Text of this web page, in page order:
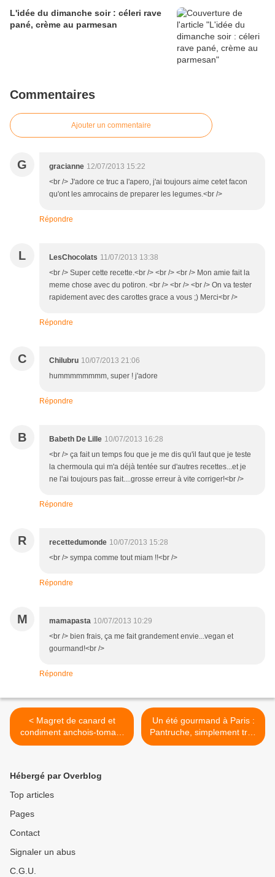
L'idée du dimanche soir : céleri rave
pané, crème au parmesan
Commentaires
Ajouter un commentaire
G gracianne 12/07/2013 15:22
<br /> J'adore ce truc a l'apero, j'ai toujours aime cetet facon
qu'ont les amrocains de preparer les legumes.<br />
Répondre
L LesChocolats 11/07/2013 13:38
<br /> Super cette recette.<br /> <br /> <br /> Mon amie fait la
meme chose avec du potiron. <br /> <br /> <br /> On va tester
rapidement avec des carottes grace a vous ;) Merci<br />
Répondre
C Chilubru 10/07/2013 21:06
hummmmmmmm, super ! j'adore
Répondre
B Babeth De Lille 10/07/2013 16:28
<br /> ça fait un temps fou que je me dis qu'il faut que je teste
la chermoula qui m'a déjà tentée sur d'autres recettes...et je
ne l'ai toujours pas fait....grosse erreur à vite corriger!<br />
Répondre
R recettedumonde 10/07/2013 15:28
<br /> sympa comme tout miam !!<br />
Répondre
M mamapasta 10/07/2013 10:29
<br /> bien frais, ça me fait grandement envie...vegan et
gourmand!<br />
Répondre
< Magret de canard et
condiment anchois-tomate
séchée-olive pour un
Un été gourmand à Paris :
Pantruche, simplement très
bon (Paris, 9ème) >
Hébergé par Overblog
Top articles
Pages
Contact
Signaler un abus
C.G.U.